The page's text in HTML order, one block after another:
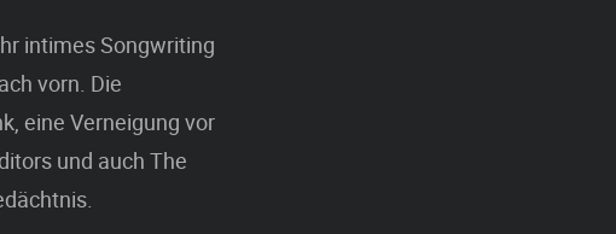
intimes Songwriting
vorn. Die
eine Verneigung vor
und auch The